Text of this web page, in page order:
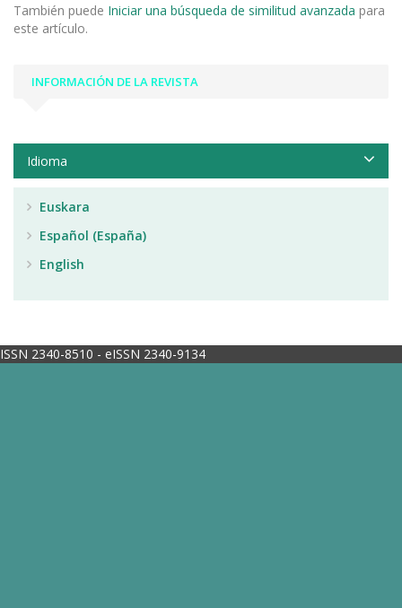
También puede Iniciar una búsqueda de similitud avanzada para
este artículo.
INFORMACIÓN DE LA REVISTA
Idioma
Euskara
Español (España)
English
ISSN 2340-8510 - eISSN 2340-9134